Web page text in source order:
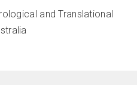
and Translational